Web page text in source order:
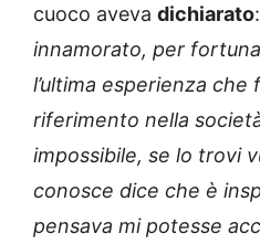
cuoco aveva dichiarato:
innamorato, per
l’ultima esperienza che
riferimento nella
impossibile, se lo trovi
conosce dice che è
pensava mi potesse